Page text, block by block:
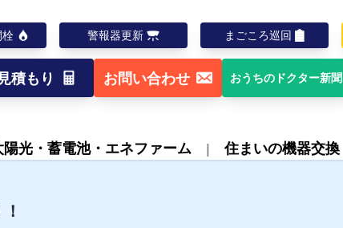
警報器更新 まごころ巡回
積もり お問い合わせ おうちのドクター新聞
陽光・蓄電池・エネファーム 住まいの機器交換